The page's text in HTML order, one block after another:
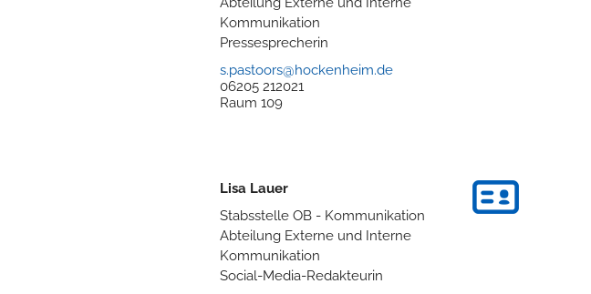
Kommunikation
Pressesprecherin
s.pastoors@hockenheim.de
06205 212021
Raum 109
Lisa Lauer
Stabsstelle OB - Kommunikation
Abteilung Externe und Interne
Kommunikation
Social-Media-Redakteurin